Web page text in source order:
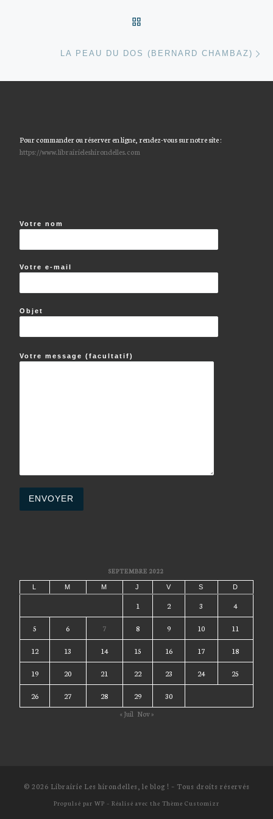
LA PEAU DU DOS (BERNARD CHAMBAZ)
Pour commander ou réserver en ligne, rendez-vous sur notre site :
https://www.librairieleshirondelles.com
Votre nom
Votre e-mail
Objet
Votre message (facultatif)
SEPTEMBRE 2022
M M J V S D
1 2 3 4
5 6 7 8 9 10 11
12 13 14 15 16 17 18
19 20 21 22 23 24 25
26 27 28 29
30
« Juil Nov »
© 2026 Librairie Les hirondelles, le blog ! – Tous droits réservés
Propulsé par WP – Réalisé avec the Thème Customizr